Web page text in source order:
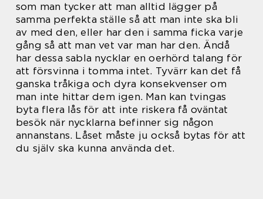
som man tycker att man alltid lägger på
samma perfekta ställe så att man inte ska bli
av med den, eller har den i samma ficka varje
gång så att man vet var man har den. Ändå
har dessa sabla nycklar en oerhörd talang för
att försvinna i tomma intet. Tyvärr kan det få
ganska tråkiga och dyra konsekvenser om
man inte hittar dem igen. Man kan tvingas
byta flera lås för att inte riskera få oväntat
besök när nycklarna befinner sig någon
annanstans. Låset måste ju också bytas för att
du själv ska kunna använda det.